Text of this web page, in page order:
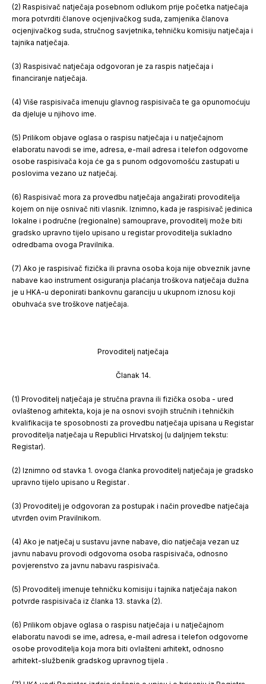
(2) Raspisivač natječaja posebnom odlukom prije početka natječaja
mora potvrditi članove ocjenjivačkog suda, zamjenika članova
ocjenjivačkog suda, stručnog savjetnika, tehničku komisiju natječaja i
tajnika natječaja.
(3) Raspisivač natječaja odgovoran je za raspis natječaja i
financiranje natječaja.
(4) Više raspisivača imenuju glavnog raspisivača te ga opunomoćuju
da djeluje u njihovo ime.
(5) Prilikom objave oglasa o raspisu natječaja i u natječajnom
elaboratu navodi se ime, adresa, e-mail adresa i telefon odgovorne
osobe raspisivača koja će ga s punom odgovornošću zastupati u
poslovima vezano uz natječaj.
(6) Raspisivač mora za provedbu natječaja angažirati provoditelja
kojem on nije osnivač niti vlasnik. Iznimno, kada je raspisivač jedinica
lokalne i područne (regionalne) samouprave, provoditelj može biti
gradsko upravno tijelo upisano u registar provoditelja sukladno
odredbama ovoga Pravilnika.
(7) Ako je raspisivač fizička ili pravna osoba koja nije obveznik javne
nabave kao instrument osiguranja plaćanja troškova natječaja dužna
je u HKA-u deponirati bankovnu garanciju u ukupnom iznosu koji
obuhvaća sve troškove natječaja.
Provoditelj natječaja
Članak 14.
(1) Provoditelj natječaja je stručna pravna ili fizička osoba - ured
ovlaštenog arhitekta, koja je na osnovi svojih stručnih i tehničkih
kvalifikacija te sposobnosti za provedbu natječaja upisana u Registar
provoditelja natječaja u Republici Hrvatskoj (u daljnjem tekstu:
Registar).
(2) Iznimno od stavka 1. ovoga članka provoditelj natječaja je gradsko
upravno tijelo upisano u Registar .
(3) Provoditelj je odgovoran za postupak i način provedbe natječaja
utvrđen ovim Pravilnikom.
(4) Ako je natječaj u sustavu javne nabave, dio natječaja vezan uz
javnu nabavu provodi odgovorna osoba raspisivača, odnosno
povjerenstvo za javnu nabavu raspisivača.
(5) Provoditelj imenuje tehničku komisiju i tajnika natječaja nakon
potvrde raspisivača iz članka 13. stavka (2).
(6) Prilikom objave oglasa o raspisu natječaja i u natječajnom
elaboratu navodi se ime, adresa, e-mail adresa i telefon odgovorne
osobe provoditelja koja mora biti ovlašteni arhitekt, odnosno
arhitekt-službenik gradskog upravnog tijela .